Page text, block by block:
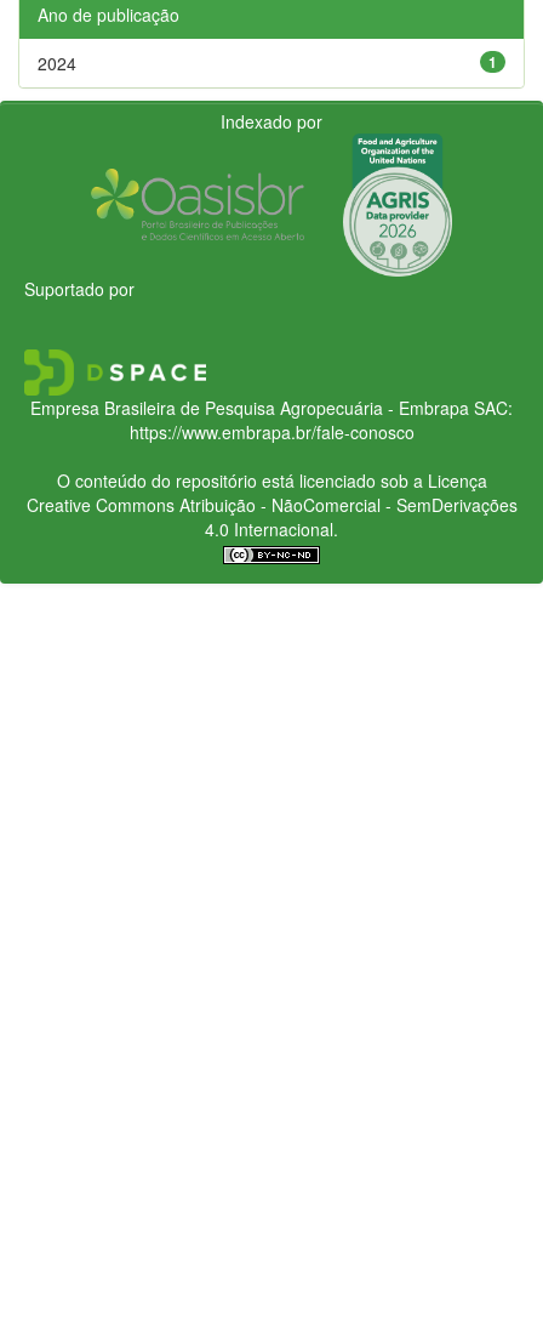
Ano de publicação
1
2024
Indexado por
Suportado por
Empresa Brasileira de Pesquisa Agropecuária - Embrapa SAC:
https://www.embrapa.br/fale-conosco
O conteúdo do repositório está licenciado sob a Licença
Creative CommonsAtribuição - NãoComercial - SemDerivações
4.0 Internacional.